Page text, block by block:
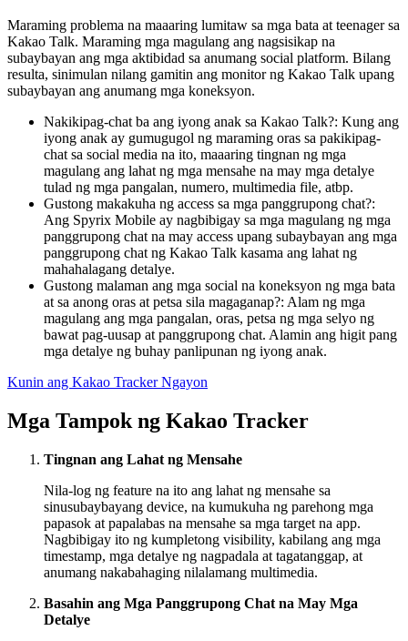
Maraming problema na maaaring lumitaw sa mga bata at teenager sa
Kakao Talk. Maraming mga magulang ang nagsisikap na
subaybayan ang mga aktibidad sa anumang social platform. Bilang
resulta, sinimulan nilang gamitin ang monitor ng Kakao Talk upang
subaybayan ang anumang mga koneksyon.
Nakikipag-chat ba ang iyong anak sa Kakao Talk?: Kung ang
iyong anak ay gumugugol ng maraming oras sa pakikipag-
chat sa social media na ito, maaaring tingnan ng mga
magulang ang lahat ng mga mensahe na may mga detalye
tulad ng mga pangalan, numero, multimedia file, atbp.
Gustong makakuha ng access sa mga panggrupong chat?:
Ang Spyrix Mobile ay nagbibigay sa mga magulang ng mga
panggrupong chat na may access upang subaybayan ang mga
panggrupong chat ng Kakao Talk kasama ang lahat ng
mahahalagang detalye.
Gustong malaman ang mga social na koneksyon ng mga bata
at sa anong oras at petsa sila magaganap?: Alam ng mga
magulang ang mga pangalan, oras, petsa ng mga selyo ng
bawat pag-uusap at panggrupong chat. Alamin ang higit pang
mga detalye ng buhay panlipunan ng iyong anak.
Kunin ang Kakao Tracker Ngayon
Mga Tampok ng Kakao Tracker
Tingnan ang Lahat ng Mensahe
Nila-log ng feature na ito ang lahat ng mensahe sa
sinusubaybayang device, na kumukuha ng parehong mga
papasok at papalabas na mensahe sa mga target na app.
Nagbibigay ito ng kumpletong visibility, kabilang ang mga
timestamp, mga detalye ng nagpadala at tagatanggap, at
anumang nakabahaging nilalamang multimedia.
Basahin ang Mga Panggrupong Chat na May Mga
Detalye